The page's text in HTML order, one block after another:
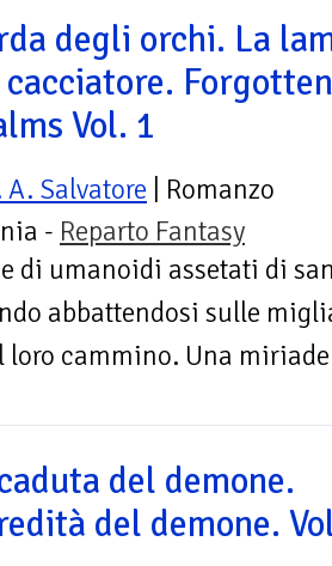
degli orchi. La
Forgotten
Vol. 1
A. Salvatore | Romanzo
- Reparto Fantasy
di umanoidi assetati di
abbattendosi sulle
cammino. Una
del demone.
del demone.